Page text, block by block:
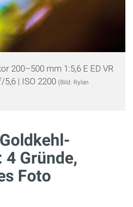
200–500 mm 1:5,6 E ED VR
| ISO 2200 (Bild: Rylan
4 Gründe,
Foto